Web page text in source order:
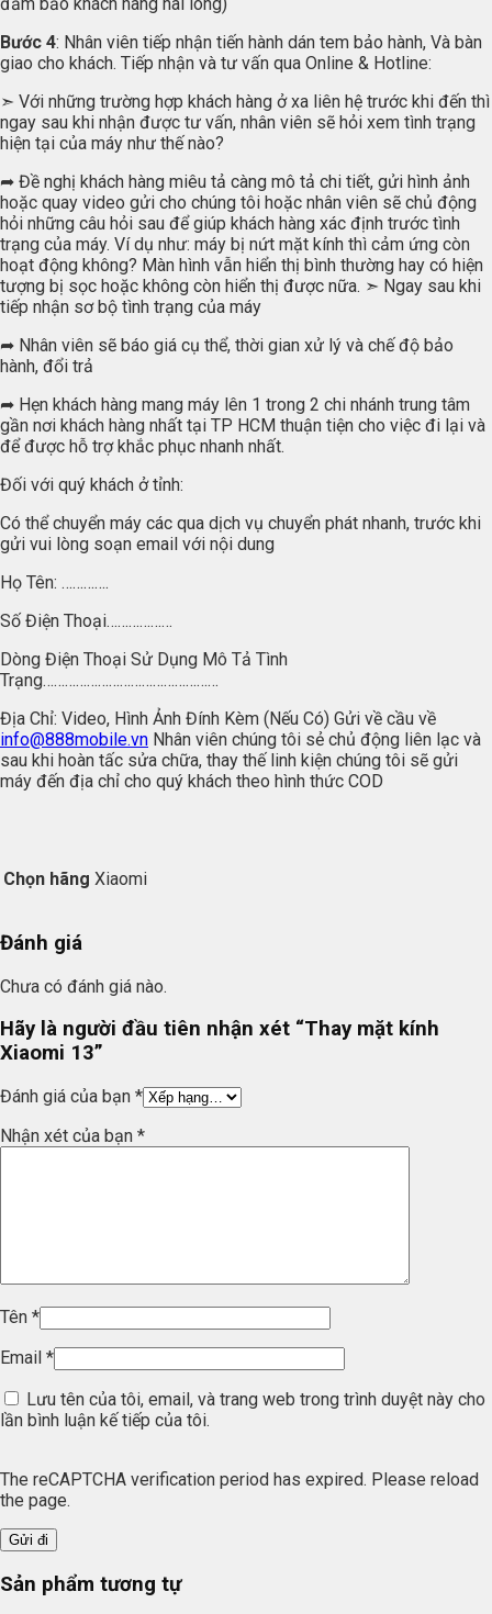
Bước 4: Nhân viên tiếp nhận tiến hành dán tem bảo hành, Và bàn
giao cho khách. Tiếp nhận và tư vấn qua Online & Hotline:
➣ Với những trường hợp khách hàng ở xa liên hệ trước khi đến thì
ngay sau khi nhận được tư vấn, nhân viên sẽ hỏi xem tình trạng
hiện tại của máy như thế nào?
➦ Đề nghị khách hàng miêu tả càng mô tả chi tiết, gửi hình ảnh
hoặc quay video gửi cho chúng tôi hoặc nhân viên sẽ chủ động
hỏi những câu hỏi sau để giúp khách hàng xác định trước tình
trạng của máy. Ví dụ như: máy bị nứt mặt kính thì cảm ứng còn
hoạt động không? Màn hình vẫn hiển thị bình thường hay có hiện
tượng bị sọc hoặc không còn hiển thị được nữa. ➣ Ngay sau khi
tiếp nhận sơ bộ tình trạng của máy
➦ Nhân viên sẽ báo giá cụ thể, thời gian xử lý và chế độ bảo
hành, đổi trả
➦ Hẹn khách hàng mang máy lên 1 trong 2 chi nhánh trung tâm
gần nơi khách hàng nhất tại TP HCM thuận tiện cho việc đi lại và
để được hỗ trợ khắc phục nhanh nhất.
Đối với quý khách ở tỉnh:
Có thể chuyển máy các qua dịch vụ chuyển phát nhanh, trước khi
gửi vui lòng soạn email với nội dung
Họ Tên: ………….
Số Điện Thoại………………
Dòng Điện Thoại Sử Dụng Mô Tả Tình
Trạng…………………………………………
Địa Chỉ: Video, Hình Ảnh Đính Kèm (Nếu Có) Gửi về cầu về
info@888mobile.vn Nhân viên chúng tôi sẻ chủ động liên lạc và
sau khi hoàn tấc sửa chữa, thay thế linh kiện chúng tôi sẽ gửi
máy đến địa chỉ cho quý khách theo hình thức COD
Chọn hãng Xiaomi
Đánh giá
Chưa có đánh giá nào.
Hãy là người đầu tiên nhận xét “Thay mặt kính
Xiaomi 13”
Đánh giá của bạn *
Nhận xét của bạn *
Tên *
Email *
Lưu tên của tôi, email, và trang web trong trình duyệt này cho
lần bình luận kế tiếp của tôi.
The reCAPTCHA verification period has expired. Please reload
the page.
Sản phẩm tương tự